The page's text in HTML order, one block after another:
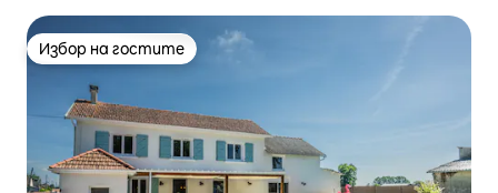
Избор на гостите
Избор на гостите